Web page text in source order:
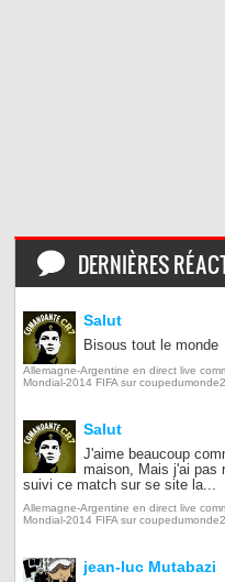
DERNIÈRES
Salut
Bisous tout le monde
Allemagne-Argentine en direct live
Mondial-2014 FIFA sur
Salut
J'aime beaucoup
maison, Mais j'ai pas
suivi ce match sur se site la...
Allemagne-Argentine en direct live
Mondial-2014 FIFA sur
jean-luc Mutabazi